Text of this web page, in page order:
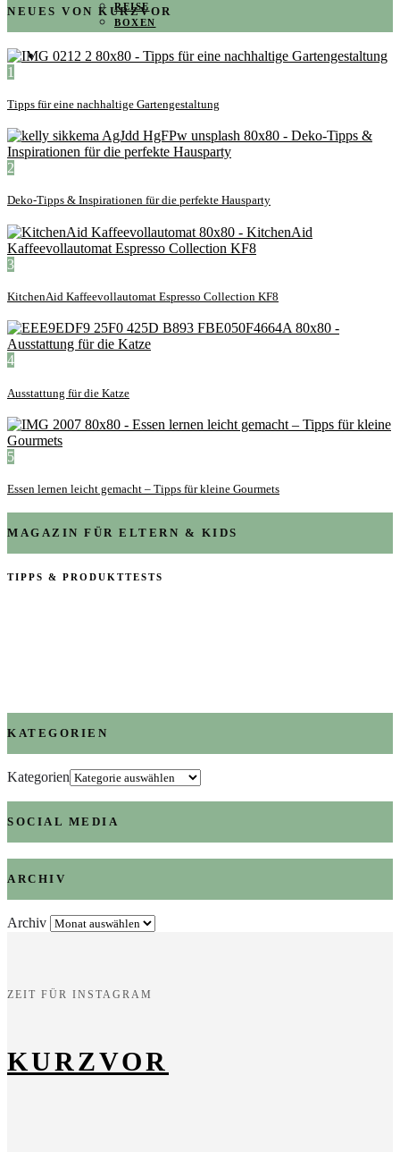
REISE
BOXEN
KIND & KEGEL
NEUES VON KURZVOR
1
Tipps für eine nachhaltige Gartengestaltung
2
Deko-Tipps & Inspirationen für die perfekte Hausparty
3
KitchenAid Kaffeevollautomat Espresso Collection KF8
4
Ausstattung für die Katze
5
Essen lernen leicht gemacht – Tipps für kleine Gourmets
MAGAZIN FÜR ELTERN & KIDS
TIPPS & PRODUKTTESTS
KATEGORIEN
Kategorien
SOCIAL MEDIA
ARCHIV
Archiv
ZEIT FÜR INSTAGRAM
KURZVOR